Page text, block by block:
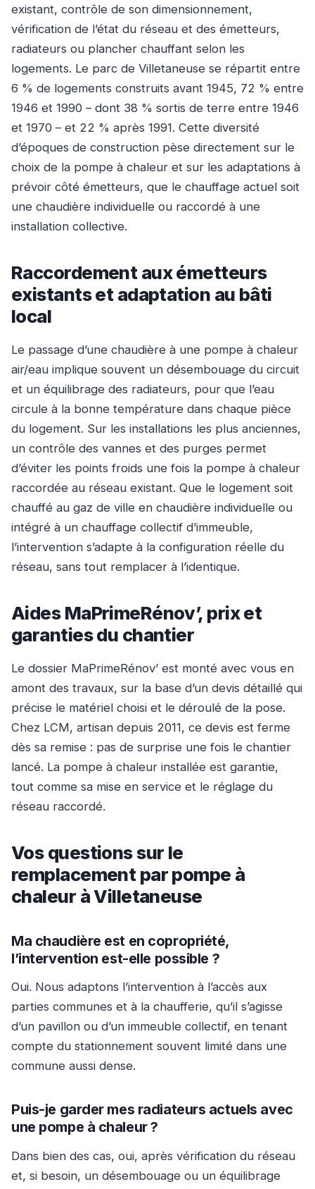
existant, contrôle de son dimensionnement,
vérification de l’état du réseau et des émetteurs,
radiateurs ou plancher chauffant selon les
logements. Le parc de Villetaneuse se répartit entre
6 % de logements construits avant 1945, 72 % entre
1946 et 1990 – dont 38 % sortis de terre entre 1946
et 1970 – et 22 % après 1991. Cette diversité
d’époques de construction pèse directement sur le
choix de la pompe à chaleur et sur les adaptations à
prévoir côté émetteurs, que le chauffage actuel soit
une chaudière individuelle ou raccordé à une
installation collective.
Raccordement aux émetteurs
existants et adaptation au bâti
local
Le passage d’une chaudière à une pompe à chaleur
air/eau implique souvent un désembouage du circuit
et un équilibrage des radiateurs, pour que l’eau
circule à la bonne température dans chaque pièce
du logement. Sur les installations les plus anciennes,
un contrôle des vannes et des purges permet
d’éviter les points froids une fois la pompe à chaleur
raccordée au réseau existant. Que le logement soit
chauffé au gaz de ville en chaudière individuelle ou
intégré à un chauffage collectif d’immeuble,
l’intervention s’adapte à la configuration réelle du
réseau, sans tout remplacer à l’identique.
Aides MaPrimeRénov’, prix et
garanties du chantier
Le dossier MaPrimeRénov’ est monté avec vous en
amont des travaux, sur la base d’un devis détaillé qui
précise le matériel choisi et le déroulé de la pose.
Chez LCM, artisan depuis 2011, ce devis est ferme
dès sa remise : pas de surprise une fois le chantier
lancé. La pompe à chaleur installée est garantie,
tout comme sa mise en service et le réglage du
réseau raccordé.
Vos questions sur le
remplacement par pompe à
chaleur à Villetaneuse
Ma chaudière est en copropriété,
l’intervention est-elle possible ?
Oui. Nous adaptons l’intervention à l’accès aux
parties communes et à la chaufferie, qu’il s’agisse
d’un pavillon ou d’un immeuble collectif, en tenant
compte du stationnement souvent limité dans une
commune aussi dense.
Puis-je garder mes radiateurs actuels avec
une pompe à chaleur ?
Dans bien des cas, oui, après vérification du réseau
et, si besoin, un désembouage ou un équilibrage